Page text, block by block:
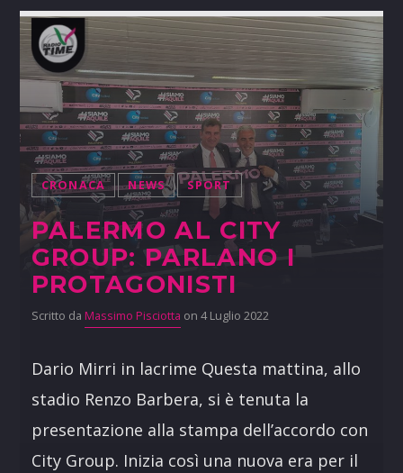
CRONACA NEWS SPORT
PALERMO AL CITY
GROUP: PARLANO I
PROTAGONISTI
Scritto da Massimo Pisciotta on 4 Luglio 2022
Dario Mirri in lacrime Questa mattina, allo
stadio Renzo Barbera, si è tenuta la
presentazione alla stampa dell’accordo con
City Group. Inizia così una nuova era per il